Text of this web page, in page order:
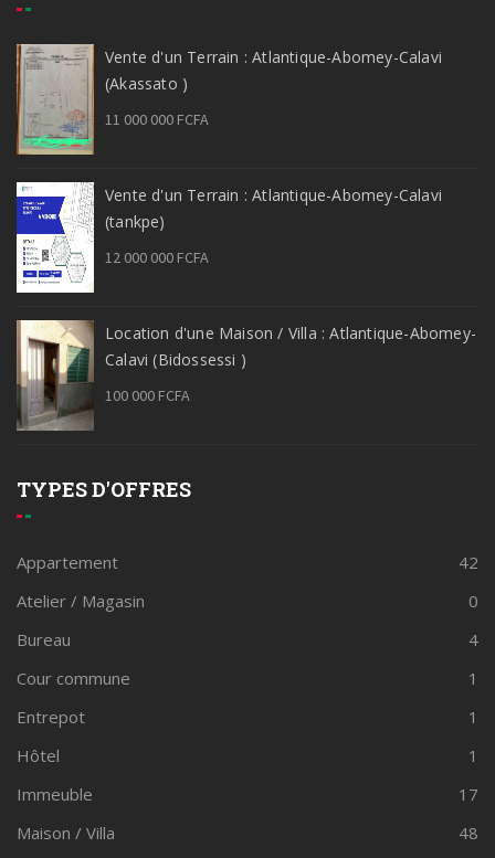
Vente d'un Terrain : Atlantique-Abomey-Calavi
(Akassato )
11 000 000 FCFA
Vente d'un Terrain : Atlantique-Abomey-Calavi
(tankpe)
12 000 000 FCFA
Location d'une Maison / Villa : Atlantique-Abomey-
Calavi (Bidossessi )
100 000 FCFA
TYPES D'OFFRES
Appartement
42
Atelier / Magasin
0
Bureau
4
Cour commune
1
Entrepot
1
Hôtel
1
Immeuble
17
Maison / Villa
48